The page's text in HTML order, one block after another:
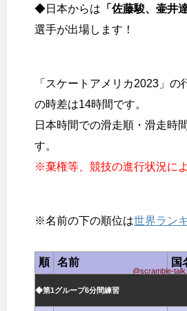
◆日本からは 「佐藤駿、壷井
選手が出場します！
「スケートアメリカ2023」の
の時差は14時間です。
日本時間での滑走順・滑走時
す。
※棄権等、競技の進行状況に
※名前の下の順位は世界ラン
@scramble-
順 名前 国
◆第1グループ6分間練習